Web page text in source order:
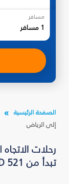
مسافر
1 مسافر
الصفحة الرئيسية
إلى الرياض
تبدأ من AED 521* - فلاي دبي